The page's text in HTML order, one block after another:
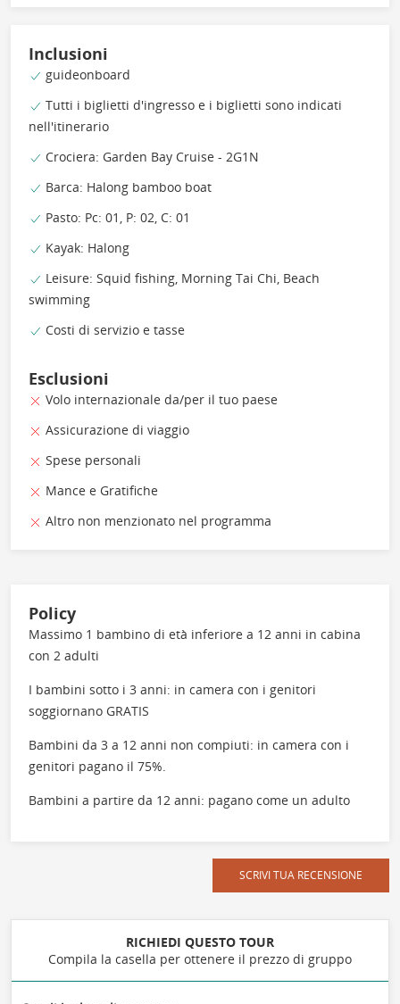
Inclusioni
guideonboard
Tutti i biglietti d'ingresso e i biglietti sono indicati
nell'itinerario
Crociera: Garden Bay Cruise - 2G1N
Barca: Halong bamboo boat
Pasto: Pc: 01, P: 02, C: 01
Kayak: Halong
Leisure: Squid fishing, Morning Tai Chi, Beach
swimming
Costi di servizio e tasse
Esclusioni
Volo internazionale da/per il tuo paese
Assicurazione di viaggio
Spese personali
Mance e Gratifiche
Altro non menzionato nel programma
Policy
Massimo 1 bambino di età inferiore a 12 anni in cabina
con 2 adulti
I bambini sotto i 3 anni: in camera con i genitori
soggiornano GRATIS
Bambini da 3 a 12 anni non compiuti: in camera con i
genitori pagano il 75%.
Bambini a partire da 12 anni: pagano come un adulto
SCRIVI TUA RECENSIONE
RICHIEDI QUESTO TOUR
Compila la casella per ottenere il prezzo di gruppo